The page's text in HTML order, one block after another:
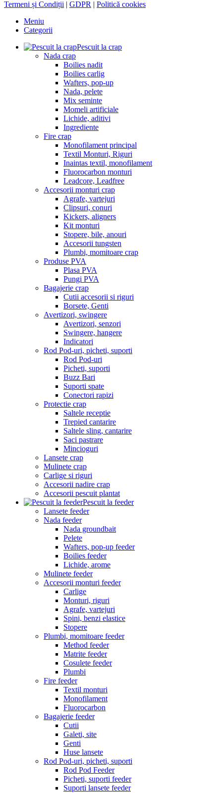
Termeni și Condiții | GDPR | Politică cookies
Meniu
Categorii
Pescuit la crap
Nada crap
Boilies nadit
Boilies carlig
Wafters, pop-up
Nada, pelete
Mix seminte
Momeli artificiale
Lichide, aditivi
Ingrediente
Fire crap
Monofilament principal
Textil Monturi, Riguri
Inaintas textil, monofilament
Fluorocarbon monturi
Leadcore, Leadfree
Accesorii monturi crap
Agrafe, vartejuri
Clipsuri, conuri
Kickers, aligners
Kit monturi
Stopere, bile, anouri
Accesorii tungsten
Plumbi, momitoare crap
Produse PVA
Plasa PVA
Pungi PVA
Bagajerie crap
Cutii accesorii si riguri
Borsete, Genti
Avertizori, swingere
Avertizori, senzori
Swingere, hangere
Indicatori
Rod Pod-uri, picheti, suporti
Rod Pod-uri
Picheti, suporti
Buzz Bari
Suporti spate
Conectori rapizi
Protectie crap
Saltele receptie
Trepied cantarire
Saltele sling, cantarire
Saci pastrare
Mincioguri
Lansete crap
Mulinete crap
Carlige si riguri
Accesorii nadire crap
Accesorii pescuit plantat
Pescuit la feeder
Lansete feeder
Nada feeder
Nada groundbait
Pelete
Wafters, pop-up feeder
Boilies feeder
Lichide, arome
Mulinete feeder
Accesorii monturi feeder
Carlige
Monturi, riguri
Agrafe, vartejuri
Spini, benzi elastice
Stopere
Plumbi, momitoare feeder
Method feeder
Matrite feeder
Cosulete feeder
Plumbi
Fire feeder
Textil monturi
Monofilament
Fluorocarbon
Bagajerie feeder
Cutii
Galeti, site
Genti
Huse lansete
Rod Pod-uri, picheti, suporti
Rod Pod Feeder
Picheti, suporti feeder
Suporti lansete feeder